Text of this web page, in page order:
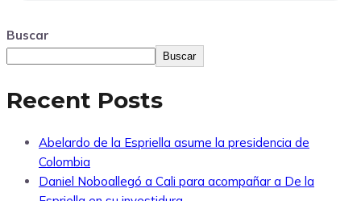
Buscar
Buscar
Recent Posts
Abelardo de la Espriella asume la presidencia de
Colombia
Daniel Noboallegó a Cali para acompañar a De la